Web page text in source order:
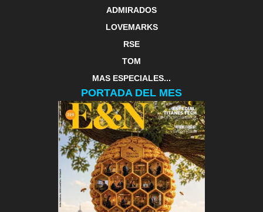
ADMIRADOS
LOVEMARKS
RSE
TOM
MAS ESPECIALES...
PORTADA DEL MES